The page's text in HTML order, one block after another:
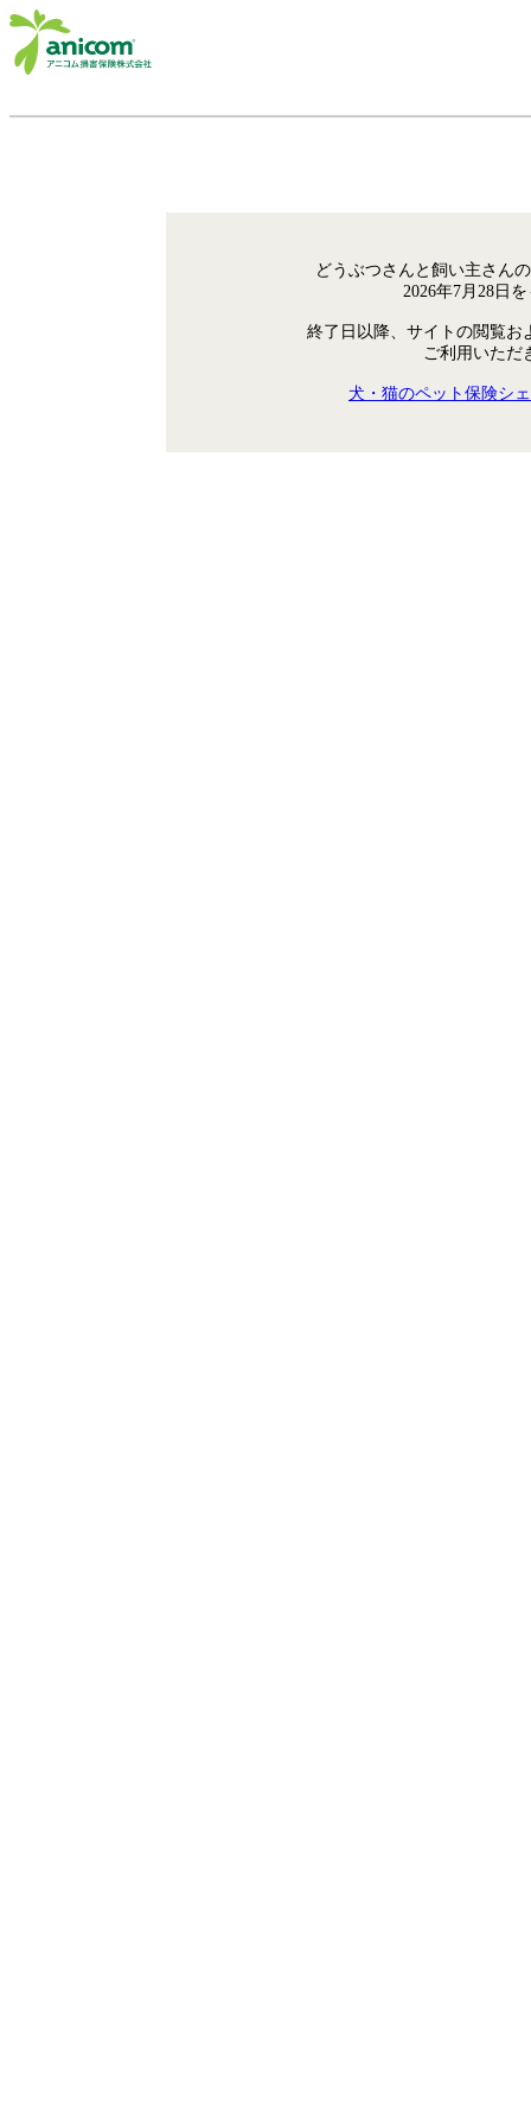
どうぶつさんと飼い主さん
2026年7月28日
終了日以降、サイトの閲覧お
ご利用いただ
犬・猫のペット保険シ